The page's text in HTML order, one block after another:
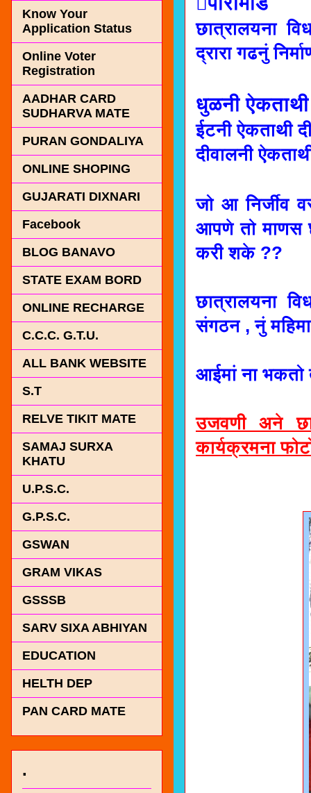
छात्रालयना
द्रारा गढनुं
धुळनी
ईटनी ऐकताथी
दीवालनी
जो आ निर्जीव
आपणे तो माणस
करी शके ??
छात्रालयना
संगठन , नुं
आईमां ना भकतो
उजवणी अने
कार्यक्रमना
Know Your
Application Status
Online Voter
Registration
AADHAR CARD
SUDHARVA MATE
PURAN GONDALIYA
ONLINE SHOPING
GUJARATI DIXNARI
Facebook
BLOG BANAVO
STATE EXAM BORD
ONLINE RECHARGE
C.C.C. G.T.U.
ALL BANK WEBSITE
S.T
RELVE TIKIT MATE
SAMAJ SURXA
KHATU
U.P.S.C.
G.P.S.C.
GSWAN
GRAM VIKAS
GSSSB
SARV SIXA ABHIYAN
EDUCATION
HELTH DEP
PAN CARD MATE
.